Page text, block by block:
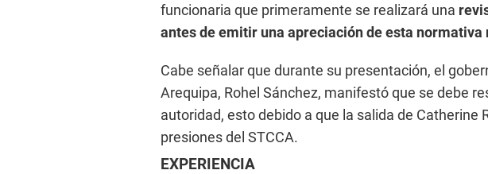
funcionaria que primeramente se realizará una
antes de emitir una apreciación de esta normativa
Cabe señalar que durante su presentación, el
Arequipa, Rohel Sánchez, manifestó que se debe
autoridad, esto debido a que la salida de Catherine
presiones del STCCA.
EXPERIENCIA